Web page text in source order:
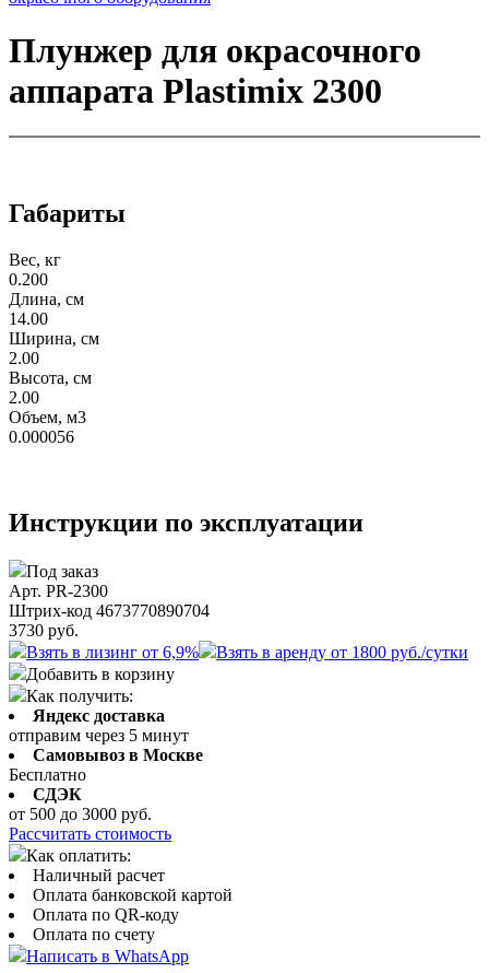
Плунжер для окрасочного
аппарата Plastimix 2300
Габариты
Вес, кг
0.200
Длина, см
14.00
Ширина, см
2.00
Высота, см
2.00
Объем, м3
0.000056
Инструкции по эксплуатации
Под заказ
Арт. PR-2300
Штрих-код 4673770890704
3730 руб.
Взять в лизинг от 6,9%
Взять в аренду от 1800 руб./сутки
Добавить в корзину
Как получить:
Яндекс доставка
отправим через 5 минут
Самовывоз в Москве
Бесплатно
СДЭК
от 500 до 3000 руб.
Рассчитать стоимость
Как оплатить:
Наличный расчет
Оплата банковской картой
Оплата по QR-коду
Оплата по счету
Написать в WhatsApp